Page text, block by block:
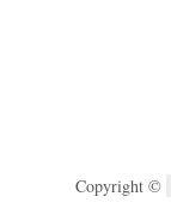
Copyright ©